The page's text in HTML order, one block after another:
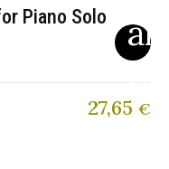
Piano Solo
27,65 €